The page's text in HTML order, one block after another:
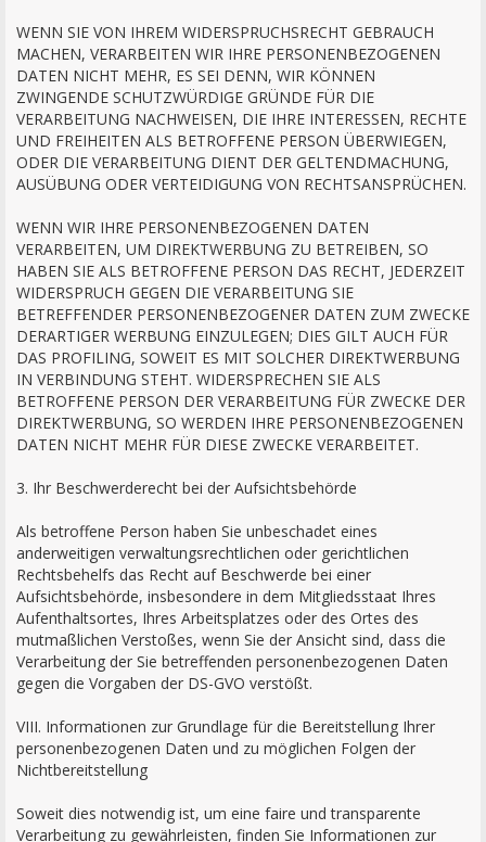
WENN SIE VON IHREM WIDERSPRUCHSRECHT GEBRAUCH
MACHEN, VERARBEITEN WIR IHRE PERSONENBEZOGENEN
DATEN NICHT MEHR, ES SEI DENN, WIR KÖNNEN
ZWINGENDE SCHUTZWÜRDIGE GRÜNDE FÜR DIE
VERARBEITUNG NACHWEISEN, DIE IHRE INTERESSEN, RECHTE
UND FREIHEITEN ALS BETROFFENE PERSON ÜBERWIEGEN,
ODER DIE VERARBEITUNG DIENT DER GELTENDMACHUNG,
AUSÜBUNG ODER VERTEIDIGUNG VON RECHTSANSPRÜCHEN.
WENN WIR IHRE PERSONENBEZOGENEN DATEN
VERARBEITEN, UM DIREKTWERBUNG ZU BETREIBEN, SO
HABEN SIE ALS BETROFFENE PERSON DAS RECHT, JEDERZEIT
WIDERSPRUCH GEGEN DIE VERARBEITUNG SIE
BETREFFENDER PERSONENBEZOGENER DATEN ZUM ZWECKE
DERARTIGER WERBUNG EINZULEGEN; DIES GILT AUCH FÜR
DAS PROFILING, SOWEIT ES MIT SOLCHER DIREKTWERBUNG
IN VERBINDUNG STEHT. WIDERSPRECHEN SIE ALS
BETROFFENE PERSON DER VERARBEITUNG FÜR ZWECKE DER
DIREKTWERBUNG, SO WERDEN IHRE PERSONENBEZOGENEN
DATEN NICHT MEHR FÜR DIESE ZWECKE VERARBEITET.
3. Ihr Beschwerderecht bei der Aufsichtsbehörde
Als betroffene Person haben Sie unbeschadet eines
anderweitigen verwaltungsrechtlichen oder gerichtlichen
Rechtsbehelfs das Recht auf Beschwerde bei einer
Aufsichtsbehörde, insbesondere in dem Mitgliedsstaat Ihres
Aufenthaltsortes, Ihres Arbeitsplatzes oder des Ortes des
mutmaßlichen Verstoßes, wenn Sie der Ansicht sind, dass die
Verarbeitung der Sie betreffenden personenbezogenen Daten
gegen die Vorgaben der DS-GVO verstößt.
VIII. Informationen zur Grundlage für die Bereitstellung Ihrer
personenbezogenen Daten und zu möglichen Folgen der
Nichtbereitstellung
Soweit dies notwendig ist, um eine faire und transparente
Verarbeitung zu gewährleisten, finden Sie Informationen zur